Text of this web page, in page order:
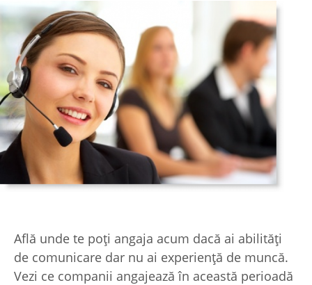
Află unde te poţi angaja acum dacă ai abilităţi
de comunicare dar nu ai experienţă de muncă.
Vezi ce companii angajează în această perioadă